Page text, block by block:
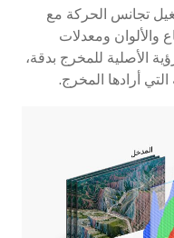
تجانس الحركة مع
والألوان ومعدلات
الأصلية للمخرج بدقة،
أرادها المخرج.